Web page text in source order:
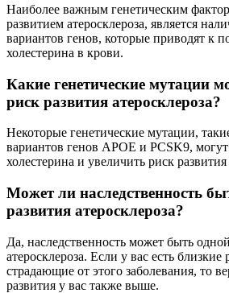
Наиболее важным генетическим
развитием атеросклероза, является
вариантов генов, которые приводят к
холестерина в крови.
Какие генетические мутации
риск развития атеросклероза?
Некоторые генетические мутации,
вариантов генов APOE и PCSK9,
холестерина и увеличить риск развития
Может ли наследственность
развития атеросклероза?
Да, наследственность может быть
атеросклероза. Если у вас есть близкие
страдающие от этого заболевания, то
развития у вас также выше.